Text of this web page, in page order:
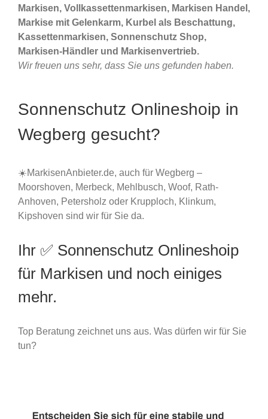
Markisen, Vollkassettenmarkisen, Markisen Handel,
Markise mit Gelenkarm, Kurbel als Beschattung,
Kassettenmarkisen, Sonnenschutz Shop,
Markisen-Händler und Markisenvertrieb.
Wir freuen uns sehr, dass Sie uns gefunden haben.
Sonnenschutz Onlineshoip in
Wegberg gesucht?
☀️MarkisenAnbieter.de, auch für Wegberg –
Moorshoven, Merbeck, Mehlbusch, Woof, Rath-
Anhoven, Petersholz oder Krupploch, Klinkum,
Kipshoven sind wir für Sie da.
Ihr ✅ Sonnenschutz Onlineshoip
für Markisen und noch einiges
mehr.
Top Beratung zeichnet uns aus. Was dürfen wir für Sie
tun?